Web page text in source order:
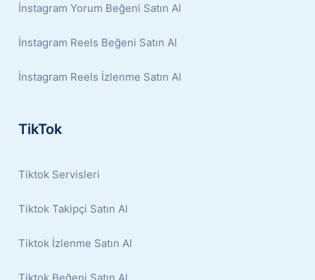
İnstagram Yorum Beğeni Satın Al
İnstagram Reels Beğeni Satın Al
İnstagram Reels İzlenme Satın Al
TikTok
Tiktok Servisleri
Tiktok Takipçi Satın Al
Tiktok İzlenme Satın Al
Tiktok Beğeni Satın Al